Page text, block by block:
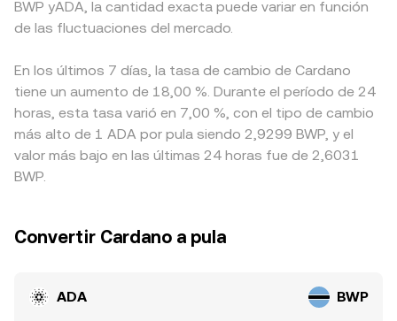
BWP yADA, la cantidad exacta puede variar en función
de las fluctuaciones del mercado.
En los últimos 7 días, la tasa de cambio de Cardano
tiene un aumento de 18,00 %. Durante el período de 24
horas, esta tasa varió en 7,00 %, con el tipo de cambio
más alto de 1 ADA por pula siendo 2,9299 BWP, y el
valor más bajo en las últimas 24 horas fue de 2,6031
BWP.
Convertir Cardano a pula
ADA BWP